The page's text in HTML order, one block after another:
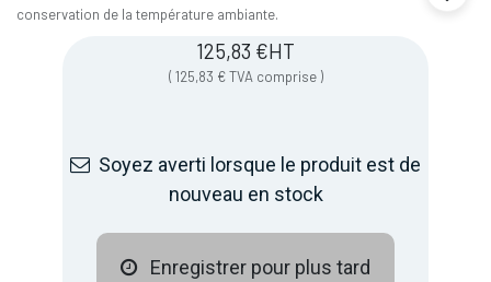
conservation de la température ambiante.
125,83 €HT
( 125,83 € TVA comprise )
Soyez averti lorsque le produit est de
nouveau en stock
Enregistrer pour plus tard